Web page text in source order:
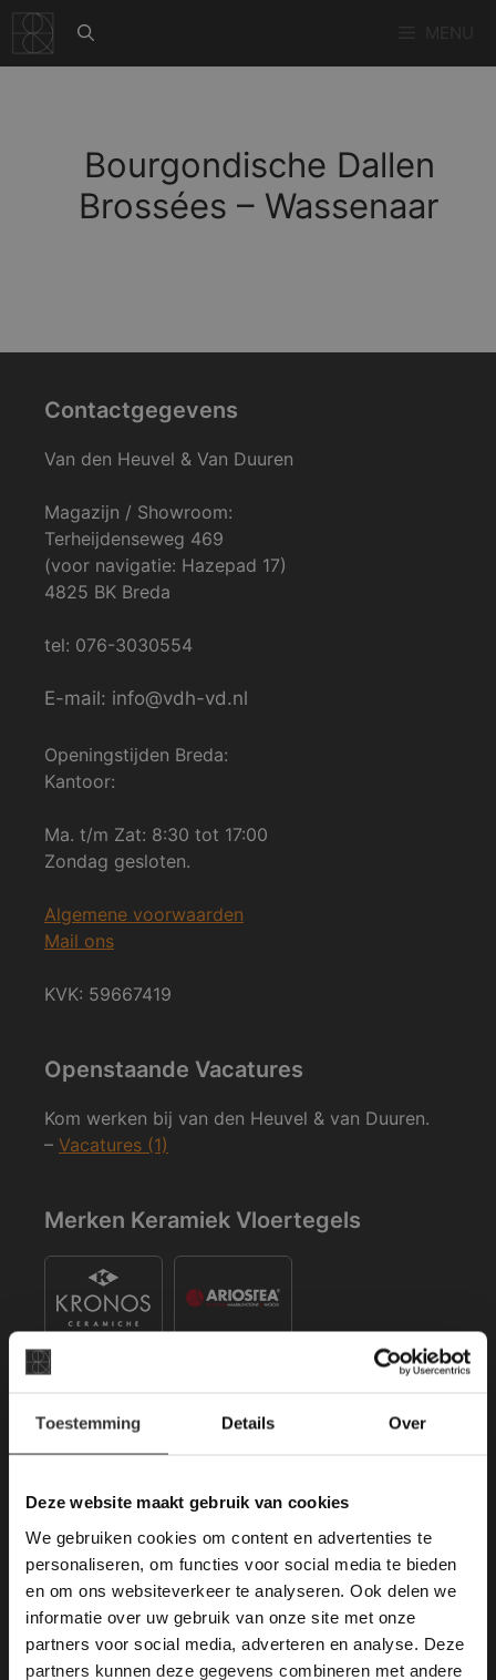
Toestemming Details Over
Deze website maakt gebruik van cookies
We gebruiken cookies om content en advertenties te
personaliseren, om functies voor social media te bieden
en om ons websiteverkeer te analyseren. Ook delen we
informatie over uw gebruik van onze site met onze
partners voor social media, adverteren en analyse. Deze
partners kunnen deze gegevens combineren met andere
naar
de
Bourgondische Dallen
Brossées – Wassenaar
Contactgegevens
Van den Heuvel & Van Duuren
Magazijn / Showroom:
Terheijdenseweg 469
(voor navigatie: Hazepad 17)
4825 BK Breda
tel: 076-3030554
E-mail: info@vdh-vd.nl
Openingstijden Breda:
Kantoor:
Ma. t/m Zat: 8:30 tot 17:00
Zondag gesloten.
Algemene voorwaarden
Mail ons
KVK: 59667419
Openstaande Vacatures
Kom werken bij van den Heuvel & van Duuren.
– Vacatures (1)
Merken Keramiek Vloertegels
Merken Keramiek Terrastegels
Merken Glasmozaïek
Deze website maakt
gebruik van cookies.
This Cookie Banner was deleted and is no
longer working. Please contact the website
administrator.
Deze website gebruikt cookies om de
gebruikerservaring te verbeteren. Door
gebruik te maken van onze website geeft u
toestemming voor alle cookies in
overeenstemming met ons cookiebeleid.Lees
verder